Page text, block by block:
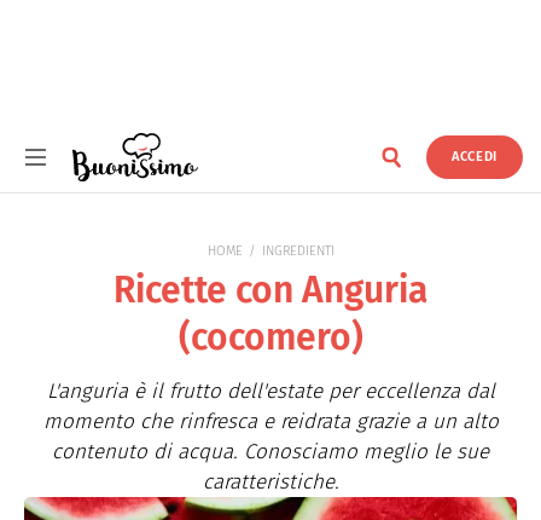
ACCEDI
HOME INGREDIENTI
Ricette con Anguria
(cocomero)
L'anguria è il frutto dell'estate per eccellenza dal
momento che rinfresca e reidrata grazie a un alto
contenuto di acqua. Conosciamo meglio le sue
caratteristiche.